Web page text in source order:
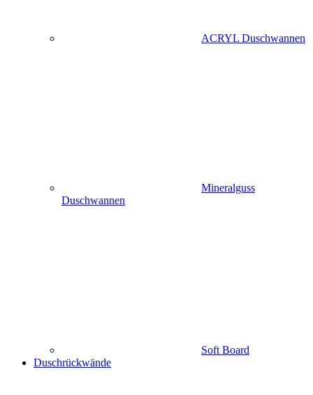
ACRYL Duschwannen
Mineralguss
Duschwannen
Soft Board
Duschrückwände